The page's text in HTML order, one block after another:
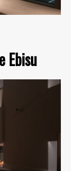
Ebisu